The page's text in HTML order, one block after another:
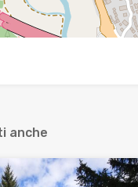
anche